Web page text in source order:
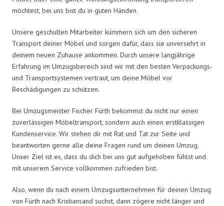
möchtest, bei uns bist du in guten Händen.
Unsere geschulten Mitarbeiter kümmern sich um den sicheren
Transport deiner Möbel und sorgen dafür, dass sie unversehrt in
deinem neuen Zuhause ankommen. Durch unsere langjährige
Erfahrung im Umzugsbereich sind wir mit den besten Verpackungs-
und Transportsystemen vertraut, um deine Möbel vor
Beschädigungen zu schützen.
Bei Umzugsmeister Fischer Fürth bekommst du nicht nur einen
zuverlässigen Möbeltransport, sondern auch einen erstklassigen
Kundenservice. Wir stehen dir mit Rat und Tat zur Seite und
beantworten gerne alle deine Fragen rund um deinen Umzug.
Unser Ziel ist es, dass du dich bei uns gut aufgehoben fühlst und
mit unserem Service vollkommen zufrieden bist.
Also, wenn du nach einem Umzugsunternehmen für deinen Umzug
von Fürth nach Kristiansand suchst, dann zögere nicht länger und